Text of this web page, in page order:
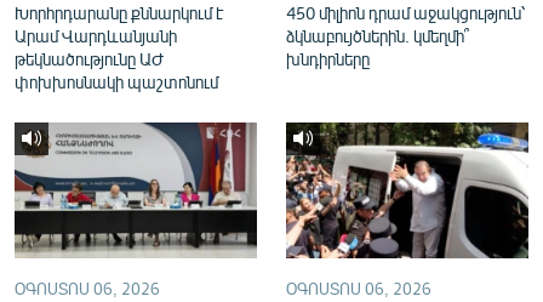
«Ազատության» բոլոր կայքերը
Խորհրդարանը քննարկում է
Արամ Վարդևանյանի
թեկնածությունը ԱԺ
փոխխոսնակի պաշտոնում
450 միլիոն դրամ աջակցություն՝
ձկնաբույծներին. կմեղմի՞
խնդիրները
ՕԳՈՍՏՈՍ 06, 2026 ՕԳՈՍՏՈՍ 06, 2026